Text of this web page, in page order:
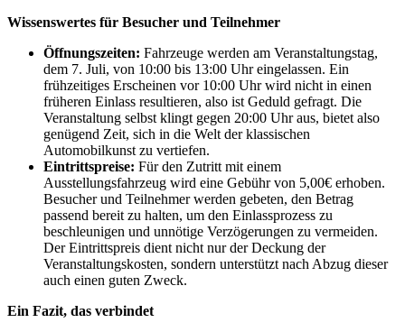
Wissenswertes für Besucher und Teilnehmer
Öffnungszeiten: Fahrzeuge werden am Veranstaltungstag,
dem 7. Juli, von 10:00 bis 13:00 Uhr eingelassen. Ein
frühzeitiges Erscheinen vor 10:00 Uhr wird nicht in einen
früheren Einlass resultieren, also ist Geduld gefragt. Die
Veranstaltung selbst klingt gegen 20:00 Uhr aus, bietet also
genügend Zeit, sich in die Welt der klassischen
Automobilkunst zu vertiefen.
Eintrittspreise: Für den Zutritt mit einem
Ausstellungsfahrzeug wird eine Gebühr von 5,00€ erhoben.
Besucher und Teilnehmer werden gebeten, den Betrag
passend bereit zu halten, um den Einlassprozess zu
beschleunigen und unnötige Verzögerungen zu vermeiden.
Der Eintrittspreis dient nicht nur der Deckung der
Veranstaltungskosten, sondern unterstützt nach Abzug dieser
auch einen guten Zweck.
Ein Fazit, das verbindet